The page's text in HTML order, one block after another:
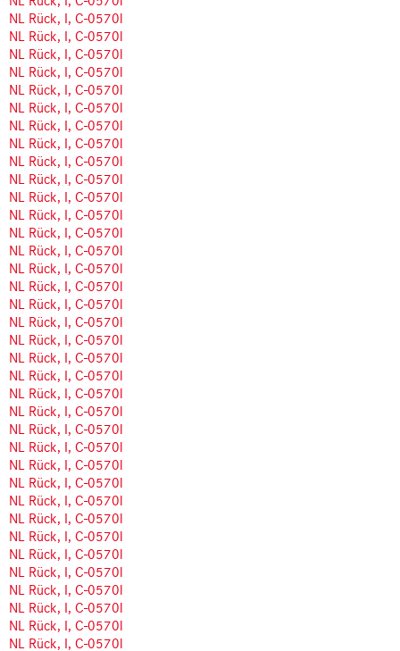
NL Rück, I, C-0570l
NL Rück, I, C-0570l
NL Rück, I, C-0570l
NL Rück, I, C-0570l
NL Rück, I, C-0570l
NL Rück, I, C-0570l
NL Rück, I, C-0570l
NL Rück, I, C-0570l
NL Rück, I, C-0570l
NL Rück, I, C-0570l
NL Rück, I, C-0570l
NL Rück, I, C-0570l
NL Rück, I, C-0570l
NL Rück, I, C-0570l
NL Rück, I, C-0570l
NL Rück, I, C-0570l
NL Rück, I, C-0570l
NL Rück, I, C-0570l
NL Rück, I, C-0570l
NL Rück, I, C-0570l
NL Rück, I, C-0570l
NL Rück, I, C-0570l
NL Rück, I, C-0570l
NL Rück, I, C-0570l
NL Rück, I, C-0570l
NL Rück, I, C-0570l
NL Rück, I, C-0570l
NL Rück, I, C-0570l
NL Rück, I, C-0570l
NL Rück, I, C-0570l
NL Rück, I, C-0570l
NL Rück, I, C-0570l
NL Rück, I, C-0570l
NL Rück, I, C-0570l
NL Rück, I, C-0570l
NL Rück, I, C-0570l